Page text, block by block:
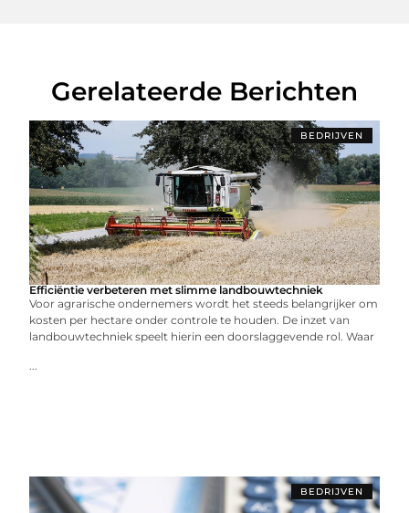
Gerelateerde Berichten
BEDRIJVEN
Efficiëntie verbeteren met slimme landbouwtechniek
Voor agrarische ondernemers wordt het steeds belangrijker om
kosten per hectare onder controle te houden. De inzet van
landbouwtechniek speelt hierin een doorslaggevende rol. Waar
...
BEDRIJVEN